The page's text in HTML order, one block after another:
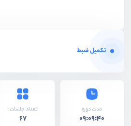
تکمیل ضبط
مدت دوره
09:09:40
تعداد جلسات:
67